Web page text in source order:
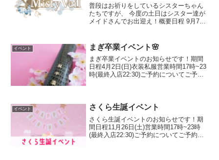
普段はお祈りをしているシスターちゃん
たちですが、 今度の土日はシスター達が
メイドさんでお出迎え！概要日程 9月7
めコースはございません。 お席のみのご
予...
イベント まぎ卒業イベント🌸
まぎ卒業イベントのお知らせです！期間
日程4月2日(日)衣装私服営業時間17時~23
時(最終入店22:30)ご予約についてご予約
イベント さくら生誕イベント
さくら生誕イベントのお知らせです！期
間日程11月26日(土)営業時間17時~23時
(最終入店22:30)ご予約についてご予約は